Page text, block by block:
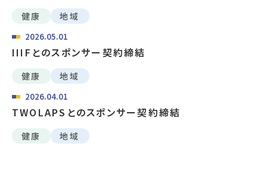
健康 地域
2026.05.01
IIIFとのスポンサー契約締結
健康 地域
2026.04.01
TWOLAPSとのスポンサー契約締結
健康 地域